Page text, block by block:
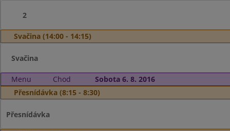
2
Svačina (14:00 - 14:15)
Svačina
Menu Chod
Sobota 6. 8. 2016
Přesnídávka (8:15 - 8:30)
Přesnídávka